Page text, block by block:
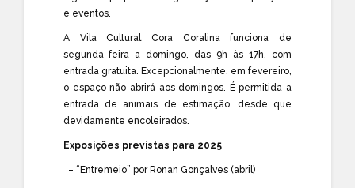
e eventos.
A Vila Cultural Cora Coralina funciona de
segunda-feira a domingo, das 9h às 17h, com
entrada gratuita. Excepcionalmente, em fevereiro,
o espaço não abrirá aos domingos. É permitida a
entrada de animais de estimação, desde que
devidamente encoleirados.
Exposições previstas para 2025
– “Entremeio” por Ronan Gonçalves (abril)